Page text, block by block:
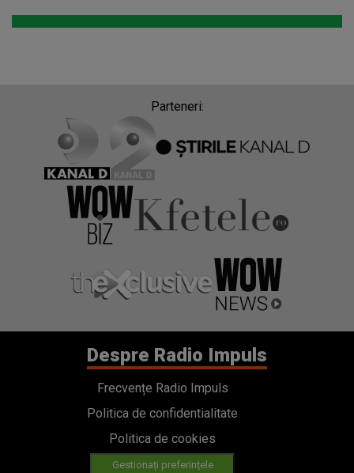
Parteneri:
Despre Radio Impuls
Frecvențe Radio Impuls
Politica de confidentialitate
Politica de cookies
Gestionați preferințele